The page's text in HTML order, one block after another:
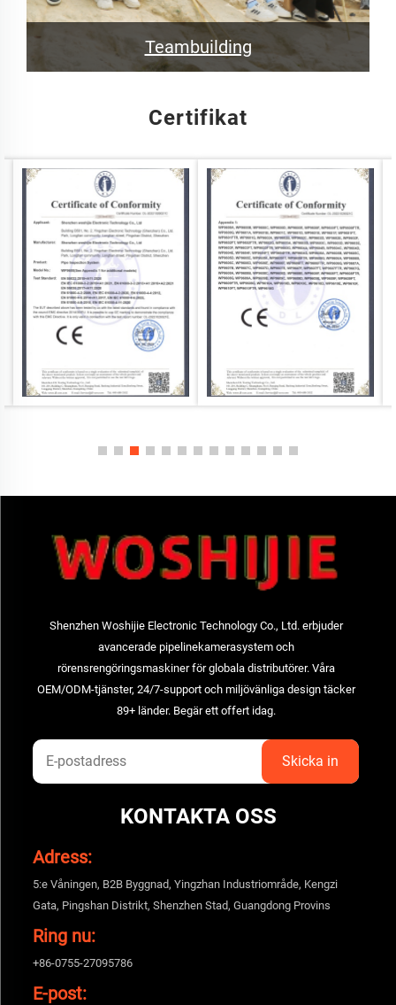
Teambuilding
Certifikat
Shenzhen Woshijie Electronic Technology Co., Ltd. erbjuder
avancerade pipelinekamerasystem och
rörensrengöringsmaskiner för globala distributörer. Våra
OEM/ODM-tjänster, 24/7-support och miljövänliga design täcker
89+ länder. Begär ett offert idag.
KONTAKTA OSS
Adress:
5:e Våningen, B2B Byggnad, Yingzhan Industriområde, Kengzi
Gata, Pingshan Distrikt, Shenzhen Stad, Guangdong Provins
Ring nu:
+86-0755-27095786
E-post: